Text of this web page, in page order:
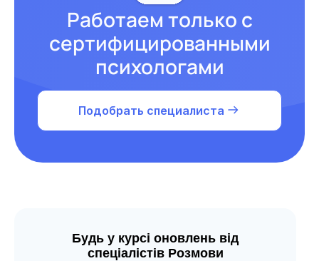
Работаем только с
сертифицированными
психологами
Подобрать специалиста
Будь у курсі оновлень від
спеціалістів Розмови